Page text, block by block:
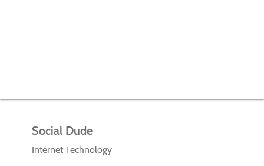
Social Dude
Internet Technology